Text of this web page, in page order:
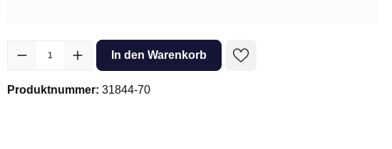
Produkt Anzahl: Gib den gewünschten Wert ein oder benutze die Schaltflächen
In den Warenkorb
Produktnummer: 31844-70